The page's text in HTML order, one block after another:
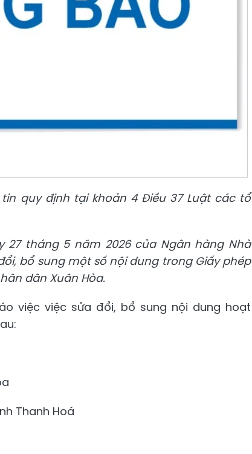
quy định tại khoản 4 Điều 37 Luật các tổ
27 tháng 5 năm 2026 của Ngân hàng Nhà
bổ sung một số nội dung trong Giấy phép
dân Xuân Hòa.
việc việc sửa đổi, bổ sung nội dung hoạt
Thanh Hoá